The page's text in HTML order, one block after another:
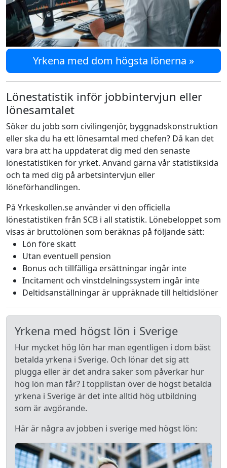
Yrkena med dom högsta lönerna »
Lönestatistik inför jobbintervjun eller
lönesamtalet
Söker du jobb som civilingenjör, byggnadskonstruktion
eller ska du ha ett lönesamtal med chefen? Då kan det
vara bra att ha uppdaterat dig med den senaste
lönestatistiken för yrket. Använd gärna vår statistiksida
och ta med dig på arbetsintervjun eller
löneförhandlingen.
På Yrkeskollen.se använder vi den officiella
lönestatistiken från SCB i all statistik. Lönebeloppet som
visas är bruttolönen som beräknas på följande sätt:
Lön före skatt
Utan eventuell pension
Bonus och tillfälliga ersättningar ingår inte
Incitament och vinstdelningssystem ingår inte
Deltidsanställningar är uppräknade till heltidslöner
Yrkena med högst lön i Sverige
Hur mycket hög lön har man egentligen i dom bäst
betalda yrkena i Sverige. Och lönar det sig att
plugga eller är det andra saker som påverkar hur
hög lön man får? I topplistan över de högst betalda
yrkena i Sverige är det inte alltid hög utbildning
som är avgörande.
Här är några av jobben i sverige med högst lön: